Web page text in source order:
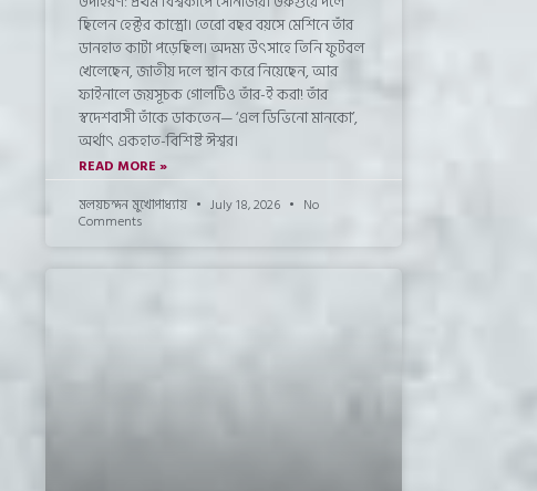
ছিলেন হেক্টর কাস্ত্রো। তেরো বছর বয়সে মেশিনে তাঁর
ডানহাত কাটা পড়েছিল। অদম্য উৎসাহে তিনি ফুটবল
খেলেছেন, জাতীয় দলে স্থান করে নিয়েছেন, আর
ফাইনালে জয়সূচক গোলটিও তাঁর-ই করা! তাঁর
স্বদেশবাসী তাঁকে ডাকতেন— ‘এল ডিভিনো মানকো’,
অর্থাৎ একহাত-বিশিষ্ট ঈশ্বর।
READ MORE »
মলয়চন্দন মুখোপাধ্যায়
July 18, 2026 No
Comments